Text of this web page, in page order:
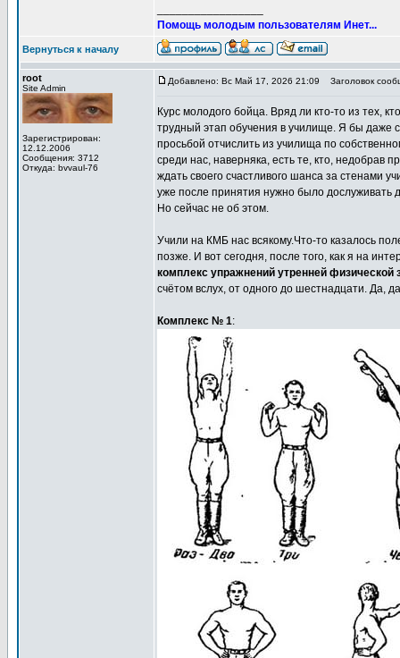
Помощь молодым пользователям Инет...
Вернуться к началу
root
Site Admin
Зарегистрирован:
12.12.2006
Сообщения: 3712
Откуда: bvvaul-76
Добавлено: Вс Май 17, 2026 21:09 Заголовок
Курс молодого бойца. Вряд ли кто-то из тех,
трудный этап обучения в училище. Я бы даже
просьбой отчислить из училища по
среди нас, наверняка, есть те, кто, недобрав
ждать своего счастливого шанса за стенами
уже после принятия нужно было дослуживать
Но сейчас не об этом.
Учили на КМБ нас всякому.Что-то казалось
позже. И вот сегодня, после того, как я на
комплекс упражнений утренней физической
счётом вслух, от одного до шестнадцати. Да,
Комплекс № 1: